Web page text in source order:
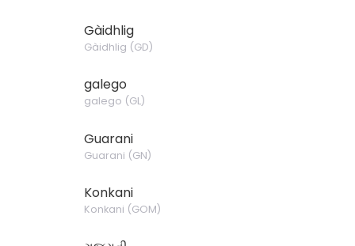
Gàidhlig
Gàidhlig (GD)
galego
galego (GL)
Guarani
Guarani (GN)
Konkani
Konkani (GOM)